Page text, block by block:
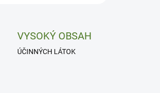
VYSOKÝ OBSAH
ÚČINNÝCH LÁTOK